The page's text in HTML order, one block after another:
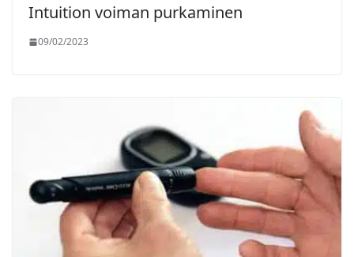
Intuition voiman purkaminen
09/02/2023